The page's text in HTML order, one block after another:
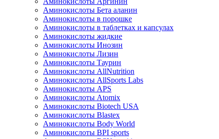
Аминокислоты Бета аланин
Аминокислоты в порошке
Аминокислоты в таблетках и капсулах
Аминокислоты жидкие
Аминокислоты Инозин
Аминокислоты Лизин
Аминокислоты Таурин
Аминокислоты AllNutrition
Аминокислоты AllSports Labs
Аминокислоты APS
Аминокислоты Atomix
Аминокислоты Biotech USA
Аминокислоты Blastex
Аминокислоты Body World
Аминокислоты BPI sports